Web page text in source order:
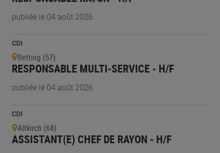
publiée le 04 août 2026
CDI
Betting (57)
RESPONSABLE MULTI-SERVICE - H/F
publiée le 04 août 2026
CDI
Altkirch (68)
ASSISTANT(E) CHEF DE RAYON - H/F